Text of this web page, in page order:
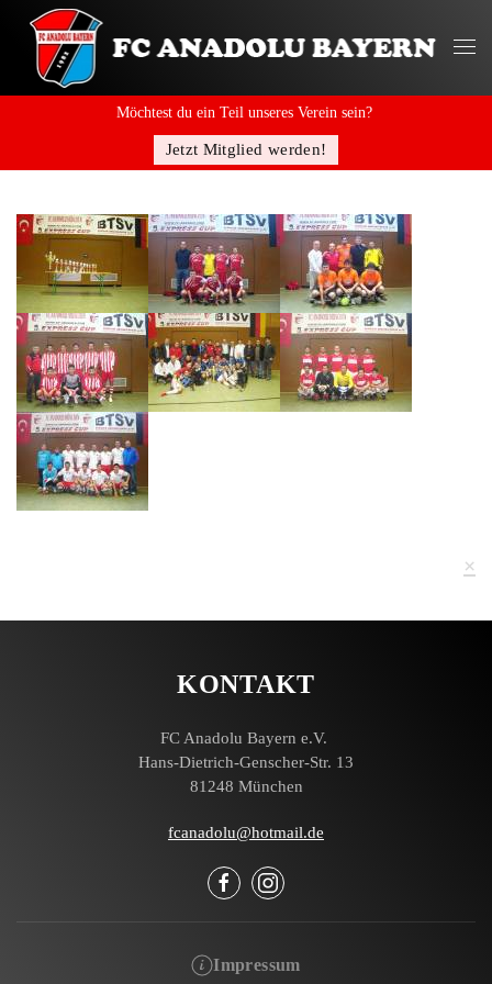
Möchtest du ein Teil unseres Verein sein?
Jetzt Mitglied werden!
×
KONTAKT
FC Anadolu Bayern e.V.
Hans-Dietrich-Genscher-Str. 13
81248 München
fcanadolu@hotmail.de
Impressum